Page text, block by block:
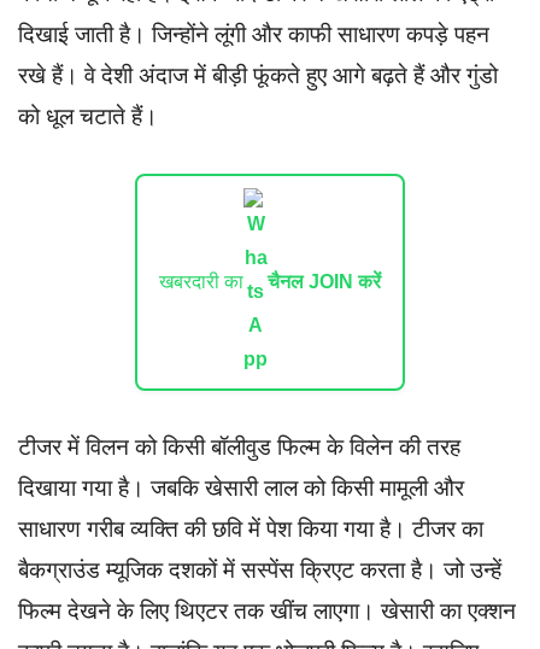
दिखाई जाती है। जिन्होंने लूंगी और काफी साधारण कपड़े पहन
रखे हैं। वे देशी अंदाज में बीड़ी फूंकते हुए आगे बढ़ते हैं और गुंडो
को धूल चटाते हैं।
खबरदारी का चैनल JOIN करें
टीजर में विलन को किसी बॉलीवुड फिल्म के विलेन की तरह
दिखाया गया है। जबकि खेसारी लाल को किसी मामूली और
साधारण गरीब व्यक्ति की छवि में पेश किया गया है। टीजर का
बैकग्राउंड म्यूजिक दशकों में सस्पेंस क्रिएट करता है। जो उन्हें
फिल्म देखने के लिए थिएटर तक खींच लाएगा। खेसारी का एक्शन